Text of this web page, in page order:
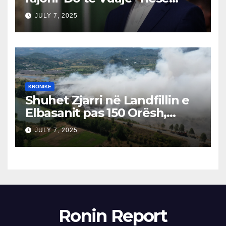
Izraeli Nuk Mbahet
Përgjegjës
JULY 7, 2025
KRONIKE
Shuhet Zjarri në Landfillin e
Elbasanit pas 150 Orësh,
Fillon Vlerësimi i Dëmeve
JULY 7, 2025
Ronin Report